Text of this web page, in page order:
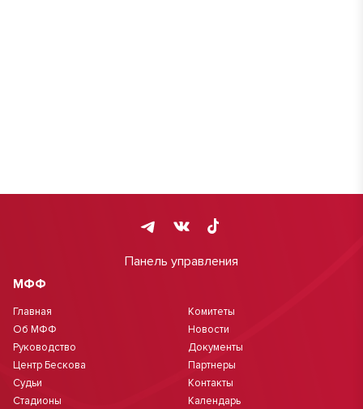
Панель управления
МФФ
Главная
Об МФФ
Руководство
Центр Бескова
Судьи
Стадионы
Комитеты
Новости
Документы
Партнеры
Контакты
Календарь